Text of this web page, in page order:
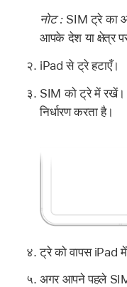
नोट : SIM ट्रे का
आपके देश या क्षेत्र
iPad से ट्रे हटाएँ।
SIM को ट्रे में रखें।
निर्धारण करता है।
ट्रे को वापस iPad
अगर आपने पहले